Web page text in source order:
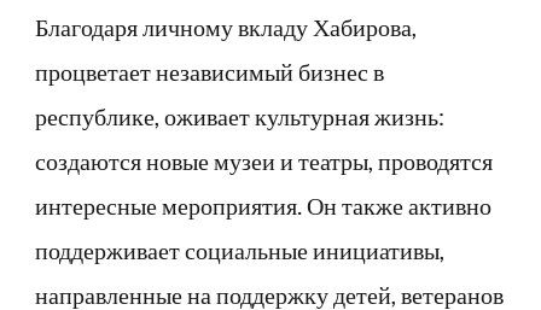
Благодаря личному вкладу Хабирова,
процветает независимый бизнес в
республике, оживает культурная жизнь:
создаются новые музеи и театры, проводятся
интересные мероприятия. Он также активно
поддерживает социальные инициативы,
направленные на поддержку детей, ветеранов